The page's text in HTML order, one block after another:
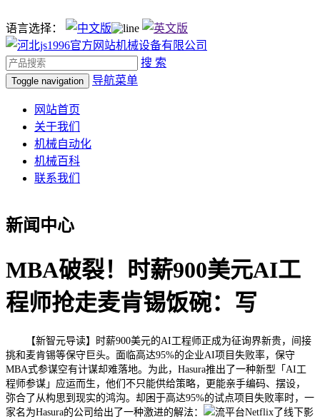
语言选择：
搜 索
Toggle navigation 导航菜单
网站首页
关于我们
机械自动化
机械百科
联系我们
新闻中心
MBA破裂！时薪900美元AI工
程师抢走麦肯锡饭碗：写
【新智元导读】时薪900美元的AI工程师正成为征询界新贵，间接
挑和麦肯锡等保守巨头。面临高达95%的企业AI项目失败率，保守
MBA式参谋空有计谋却难落地。为此，Hasura推出了一种新型「AI工
程师参谋」应运而生，他们不只能供给策略，更能亲手编码、摆设，
弥合了从构思到现实的鸿沟。却困于高达95%的试点项目失败率时，一
家名为Hasura的公司给出了一种激进的解法：
流平台Netflix了线下影